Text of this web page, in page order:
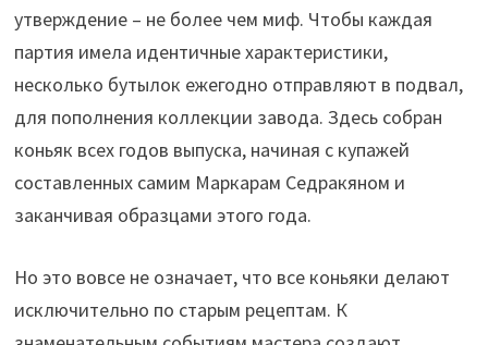
утверждение – не более чем миф. Чтобы каждая
партия имела идентичные характеристики,
несколько бутылок ежегодно отправляют в подвал,
для пополнения коллекции завода. Здесь собран
коньяк всех годов выпуска, начиная с купажей
составленных самим Маркарам Седракяном и
заканчивая образцами этого года.
Но это вовсе не означает, что все коньяки делают
исключительно по старым рецептам. К